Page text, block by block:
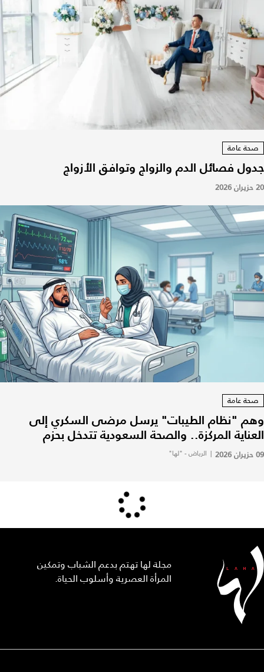
صحة عامة
جدول فصائل الدم والزواج وتوافق الأزواج
20 حزيران 2026
صحة عامة
وهم "نظام الطيبات" يرسل مرضى السكري إلى
العناية المركزة.. والصحة السعودية تتدخل بحزم
09 حزيران 2026 | الرياض - "لها"
مجلة لها تهتم بدعم الشباب وتمكين
المرأة العصرية وأسلوب الحياة.